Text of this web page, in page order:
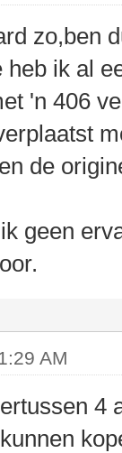
zo,ben
heb ik al
'n 406
de
geen
AM
4